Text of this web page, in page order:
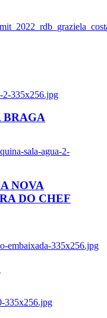
2-335x256.jpg
BRAGA
sala-agua-2-
NOVA
DO CHEF
embaixada-335x256.jpg
335x256.jpg